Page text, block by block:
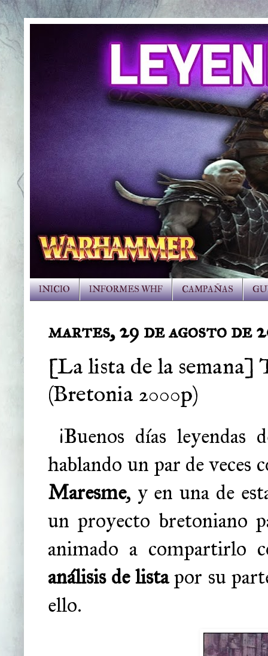
INICIO INFORMES WHF CAMPAÑAS
martes, 29 de agosto de
[La lista de la semana]
(Bretonia 2000p)
¡Buenos días leyendas
hablando un par de veces
Maresme, y en una de
un proyecto bretoniano
animado a compartirlo
análisis de listapor su
ello.